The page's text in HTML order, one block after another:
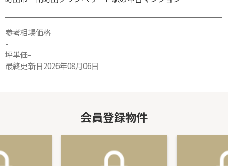
参考相場価格
-
坪単価-
最終更新日2026年08月06日
会員登録物件